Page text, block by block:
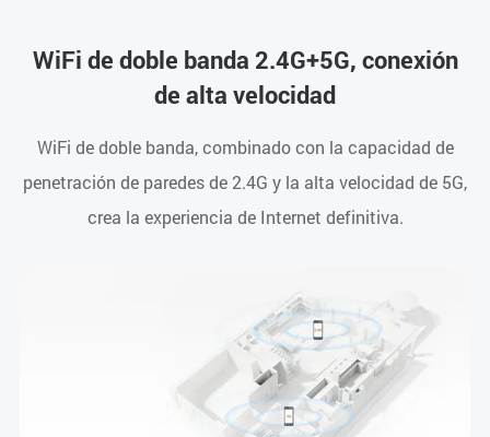
WiFi de doble banda 2.4G+5G, conexión
de alta velocidad
WiFi de doble banda, combinado con la capacidad de
penetración de paredes de 2.4G y la alta velocidad de 5G,
crea la experiencia de Internet definitiva.